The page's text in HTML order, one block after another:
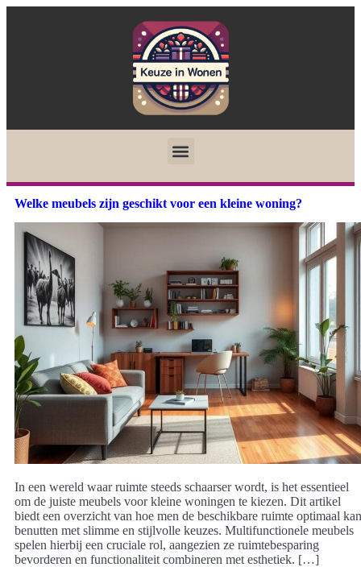
Welke meubels zijn geschikt voor een kleine woning?
In een wereld waar ruimte steeds schaarser wordt, is het essentieel
om de juiste meubels voor kleine woningen te kiezen. Dit artikel
biedt een overzicht van hoe men de beschikbare ruimte optimaal kan
benutten met slimme en stijlvolle keuzes. Multifunctionele meubels
spelen hierbij een cruciale rol, aangezien ze ruimtebesparing
bevorderen en functionaliteit combineren met esthetiek. […]